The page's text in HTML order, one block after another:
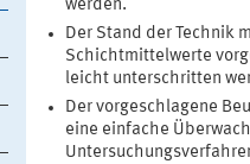
werden.
Der Stand der Technik
Schichtmittelwerte
leicht unterschritten
Der vorgeschlagene
eine einfache